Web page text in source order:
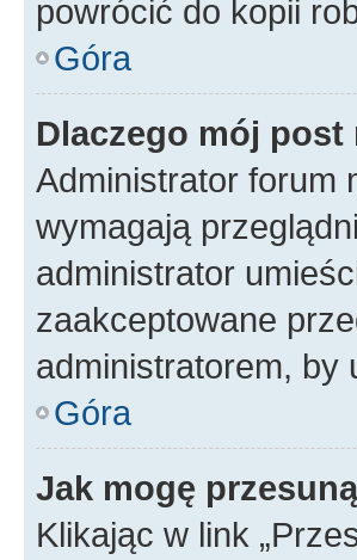
powrócić do kopii
Góra
Dlaczego mój
Administrator forum
wymagają
administrator
zaakceptowane
administratorem, by
Góra
Jak mogę
Klikając w link